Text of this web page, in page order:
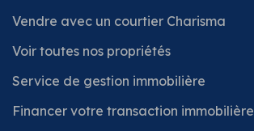
Vendre avec un courtier Charisma
Voir toutes nos propriétés
Service de gestion immobilière
Financer votre transaction immobilière